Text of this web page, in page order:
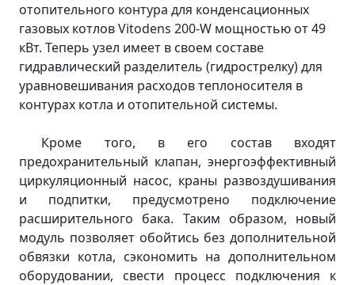
отопительного контура для конденсационных
газовых котлов Vitodens 200-W мощностью от 49
кВт. Теперь узел имеет в своем составе
гидравлический разделитель (гидрострелку) для
уравновешивания расходов теплоносителя в
контурах котла и отопительной системы.
Кроме того, в его состав входят
предохранительный клапан, энергоэффективный
циркуляционный насос, краны развоздушивания
и подпитки, предусмотрено подключение
расширительного бака. Таким образом, новый
модуль позволяет обойтись без дополнительной
обвязки котла, сэкономить на дополнительном
оборудовании, свести процесс подключения к